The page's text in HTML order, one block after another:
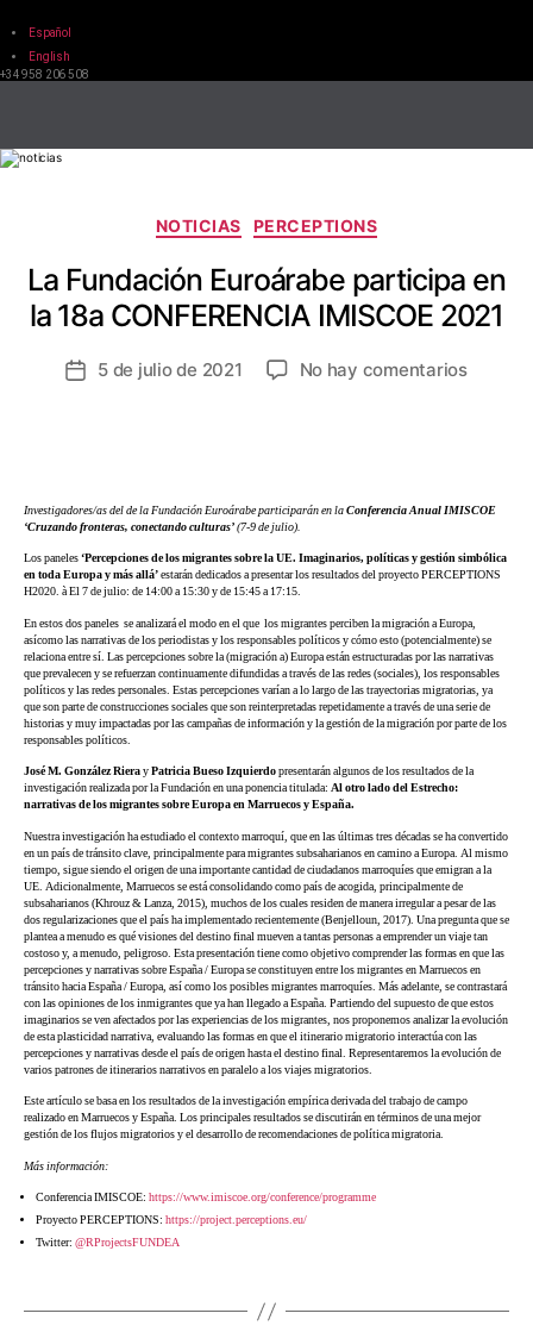
Español
English
+34 958 206 508
NOTICIAS PERCEPTIONS
La Fundación Euroárabe participa en
la 18a CONFERENCIA IMISCOE 2021
5 de julio de 2021 No hay comentarios
Investigadores/as del de la Fundación Euroárabe participarán en laConferencia Anual IMISCOE
‘Cruzando fronteras, conectando culturas’(7-9 de julio).
Los paneles‘Percepciones de los migrantes sobre la UE. Imaginarios, políticas y gestión simbólica
en toda Europa y más allá’estarán dedicados a presentar los resultados del proyecto PERCEPTIONS
H2020. à El 7 de julio: de 14:00 a 15:30 y de 15:45 a 17:15.
En estos dos paneles se analizará el modo en el que los migrantes perciben la migración a Europa,
asícomo las narrativas de los periodistas y los responsables políticos y cómo esto (potencialmente) se
relaciona entre sí. Las percepciones sobre la (migración a) Europa están estructuradas por las narrativas
que prevalecen y se refuerzan continuamente difundidas a través de las redes (sociales), los responsables
políticos y las redes personales. Estas percepciones varían a lo largo de las trayectorias migratorias, ya
que son parte de construcciones sociales que son reinterpretadas repetidamente a través de una serie de
historias y muy impactadas por las campañas de información y la gestión de la migración por parte de los
responsables políticos.
José M. González RierayPatricia Bueso Izquierdopresentarán algunos de los resultados de la
investigación realizada por la Fundación en una ponencia titulada: Al otro lado del Estrecho:
narrativas de los migrantes sobre Europa en Marruecos y España.
Nuestra investigación ha estudiado el contexto marroquí, que en las últimas tres décadas se ha convertido
en un país de tránsito clave, principalmente para migrantes subsaharianos en camino a Europa. Al mismo
tiempo, sigue siendo el origen de una importante cantidad de ciudadanos marroquíes que emigran a la
UE. Adicionalmente, Marruecos se está consolidando como país de acogida, principalmente de
subsaharianos (Khrouz & Lanza, 2015), muchos de los cuales residen de manera irregular a pesar de las
dos regularizaciones que el país ha implementado recientemente (Benjelloun, 2017). Una pregunta que se
plantea a menudo es qué visiones del destino final mueven a tantas personas a emprender un viaje tan
costoso y, a menudo, peligroso. Esta presentación tiene como objetivo comprender las formas en que las
percepciones y narrativas sobre España / Europa se constituyen entre los migrantes en Marruecos en
tránsito hacia España / Europa, así como los posibles migrantes marroquíes. Más adelante, se contrastará
con las opiniones de los inmigrantes que ya han llegado a España. Partiendo del supuesto de que estos
imaginarios se ven afectados por las experiencias de los migrantes, nos proponemos analizar la evolución
de esta plasticidad narrativa, evaluando las formas en que el itinerario migratorio interactúa con las
percepciones y narrativas desde el país de origen hasta el destino final. Representaremos la evolución de
varios patrones de itinerarios narrativos en paralelo a los viajes migratorios.
Este artículo se basa en los resultados de la investigación empírica derivada del trabajo de campo
realizado en Marruecos y España. Los principales resultados se discutirán en términos de una mejor
gestión de los flujos migratorios y el desarrollo de recomendaciones de política migratoria.
Más información:
Conferencia IMISCOE: https://www.imiscoe.org/conference/programme
Proyecto PERCEPTIONS: https://project.perceptions.eu/
Twitter: @RProjectsFUNDEA